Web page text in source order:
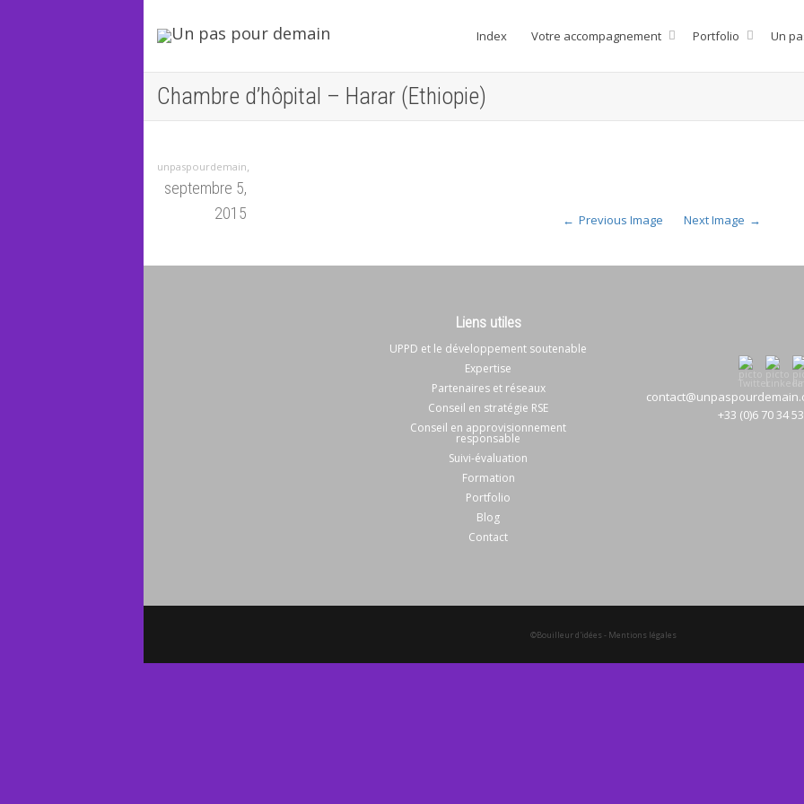
Index Votre accompagnement Portfolio Un
Chambre d’hôpital – Harar (Ethiopie)
unpaspourdemain,
septembre 5,
2015
Previous Image Next Image
Liens utiles
UPPD et le développement soutenable
Expertise
Partenaires et réseaux
Conseil en stratégie RSE
Conseil en approvisionnement
responsable
Suivi-évaluation
Formation
Portfolio
Blog
Contact
+33 (0)6 70 34
©Bouilleur d'idées - Mentions légales